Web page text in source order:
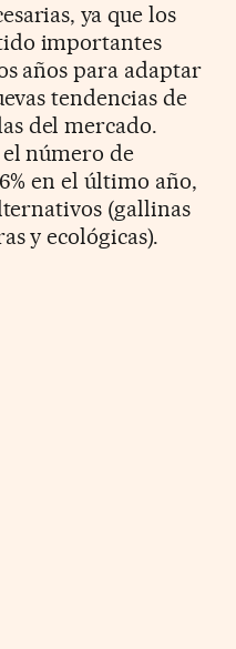
ya que los
importantes
años para adaptar
tendencias de
del mercado.
número de
en el último año,
(gallinas
y ecológicas).